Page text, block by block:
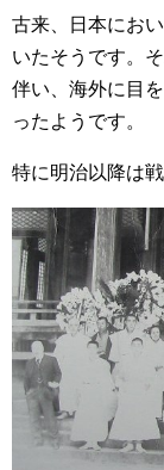
古来、日本にお
いたそうです。
伴い、海外に目
ったようです。
特に明治以降は